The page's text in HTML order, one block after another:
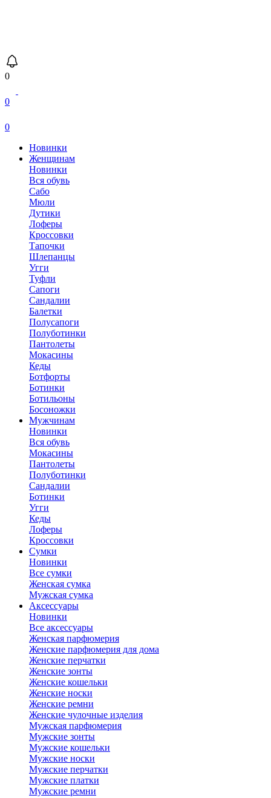
0
0
0
Новинки
Женщинам
Новинки
Вся обувь
Сабо
Мюли
Дутики
Лоферы
Кроссовки
Тапочки
Шлепанцы
Угги
Туфли
Сапоги
Сандалии
Балетки
Полусапоги
Полуботинки
Пантолеты
Мокасины
Кеды
Ботфорты
Ботинки
Ботильоны
Босоножки
Мужчинам
Новинки
Вся обувь
Мокасины
Пантолеты
Полуботинки
Сандалии
Ботинки
Угги
Кеды
Лоферы
Кроссовки
Сумки
Новинки
Все сумки
Женская сумка
Мужская сумка
Аксессуары
Новинки
Все аксессуары
Женская парфюмерия
Женские парфюмерия для дома
Женские перчатки
Женские зонты
Женские кошельки
Женские носки
Женские ремни
Женские чулочные изделия
Мужская парфюмерия
Мужские зонты
Мужские кошельки
Мужские носки
Мужские перчатки
Мужские платки
Мужские ремни